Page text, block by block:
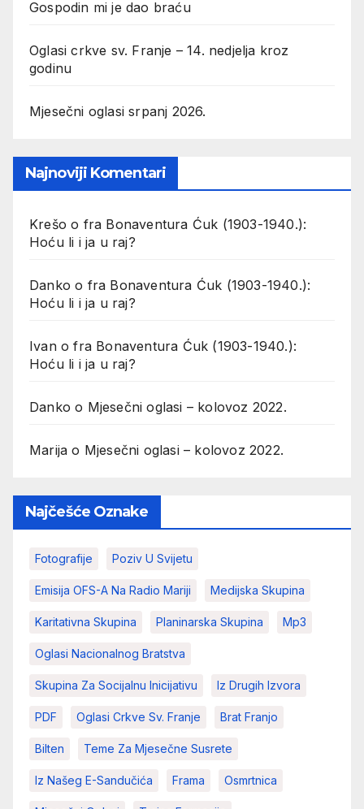
Gospodin mi je dao braću
Oglasi crkve sv. Franje – 14. nedjelja kroz
godinu
Mjesečni oglasi srpanj 2026.
Najnoviji Komentari
Krešo o fra Bonaventura Ćuk (1903-1940.):
Hoću li i ja u raj?
Danko o fra Bonaventura Ćuk (1903-1940.):
Hoću li i ja u raj?
Ivanofra Bonaventura Ćuk (1903-1940.):
Hoću li i ja u raj?
Danko o Mjesečni oglasi – kolovoz 2022.
Marija o Mjesečni oglasi – kolovoz 2022.
Najčešće Oznake
Fotografije Poziv U Svijetu
Emisija OFS-A Na Radio Mariji Medijska Skupina
Karitativna Skupina Planinarska Skupina Mp3
Oglasi Nacionalnog Bratstva
Skupina Za Socijalnu Inicijativu Iz Drugih Izvora
PDF Oglasi Crkve Sv. Franje Brat Franjo
Bilten Teme Za Mjesečne Susrete
Iz Našeg E-Sandučića Frama Osmrtnica